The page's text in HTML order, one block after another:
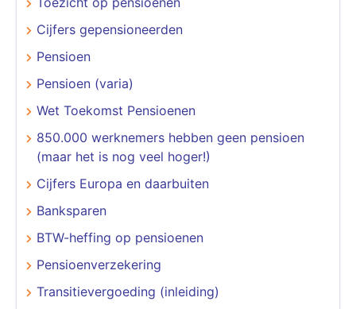
Cijfers gepensioneerden
Pensioen
Pensioen (varia)
Wet Toekomst Pensioenen
850.000 werknemers hebben geen pensioen
(maar het is nog veel hoger!)
Cijfers Europa en daarbuiten
Banksparen
BTW-heffing op pensioenen
Pensioenverzekering
Transitievergoeding (inleiding)